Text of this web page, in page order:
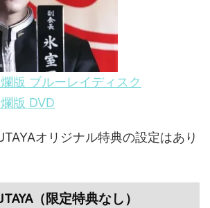
版 ブルーレイディスク
版 DVD
オリジナル特典の設定はあり
（限定特典なし）